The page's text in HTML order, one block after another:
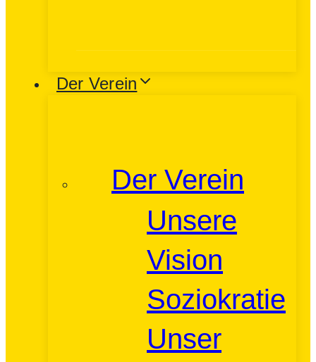
Der Verein
Der Verein
Unsere
Vision
Soziokratie
Unser